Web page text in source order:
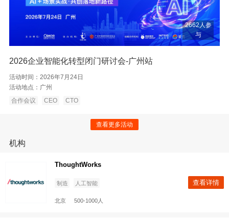
2662人参
与
2026企业智能化转型闭门研讨会-广州站
活动时间： 2026年7月24日
活动地点： 广州
合作会议
CEO CTO
查看更多活动
机构